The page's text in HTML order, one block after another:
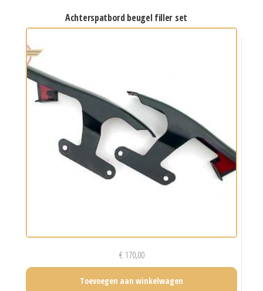
achterspatbord beugel filler set
€170,00
Toevoegen aan winkelwagen